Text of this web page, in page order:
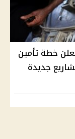
خطة تأمين
جديدة